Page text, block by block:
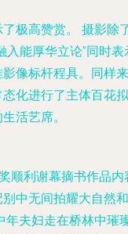
极高赞赏。 摄影除
入能厚华立论”同时表
像标杆程具。同样来
化进行了主体百花拟
活艺席。
顺利谢幕摘书作品内
中无间拍耀大自然和
年夫妇走在桥林中璀